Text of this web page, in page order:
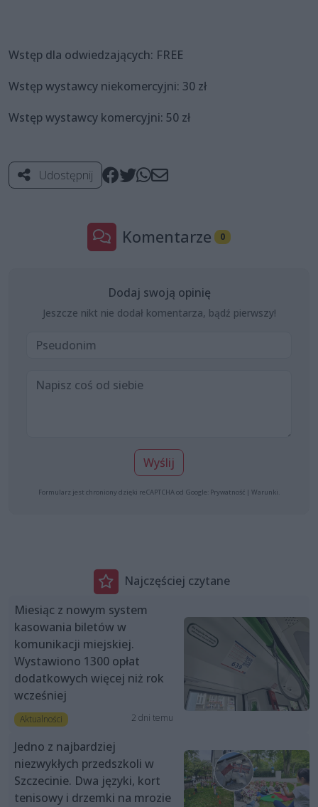
Wstęp dla odwiedzających: FREE
Wstęp wystawcy niekomercyjni: 30 zł
Wstęp wystawcy komercyjni: 50 zł
Udostępnij
Komentarze 0
Dodaj swoją opinię
Jeszcze nikt nie dodał komentarza, bądź pierwszy!
Wyślij
Formularz jest chroniony dzięki reCAPTCHA od Google: Prywatność | Warunki
Najczęściej czytane
Miesiąc z nowym system
kasowania biletów w
komunikacji miejskiej.
Wystawiono 1300 opłat
dodatkowych więcej niż rok
wcześniej
Aktualności 2 dni temu
Jedno z najbardziej
niezwykłych przedszkoli w
Szczecinie. Dwa języki, kort
tenisowy i drzemki na mrozie